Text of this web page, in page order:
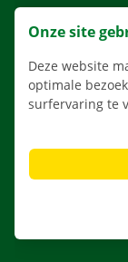
Onze site
Deze website
optimale
surfervaring te